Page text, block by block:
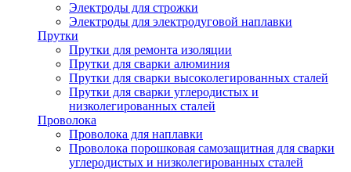
Электроды для строжки
Электроды для электродуговой наплавки
Прутки
Прутки для ремонта изоляции
Прутки для сварки алюминия
Прутки для сварки высоколегированных сталей
Прутки для сварки углеродистых и
низколегированных сталей
Проволока
Проволока для наплавки
Проволока порошковая самозащитная для сварки
углеродистых и низколегированных сталей